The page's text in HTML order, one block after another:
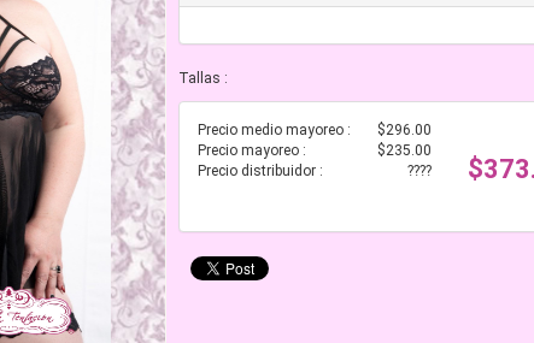
Tallas :
Precio medio mayoreo :
$296.00
Precio mayoreo :
$235.00
Precio distribuidor :
????